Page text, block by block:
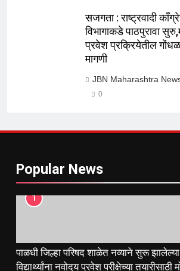
सजगता : राष्ट्रवादी
विभागाकडे पाठपुरावा
प्रवेश प्रक्रियेतील
मागणी
JBN Maharashtra
0
Popular News
1
पाळधी जिल्हा परिषद शाळेत नव्याने सुरू झालेल्या
विद्यार्थ्यांना नवोदय प्रवेश परीक्षेच्या तयारीसाठी